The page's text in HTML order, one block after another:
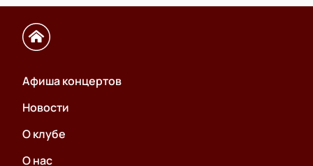
Афиша концертов
Новости
О клубе
О нас